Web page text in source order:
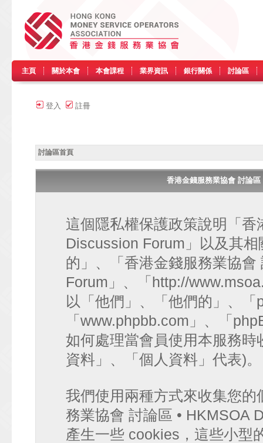
主頁 關於本會 本會課程 業界資訊 銀行關係 討論區
登入 註冊
討論區首頁
香港金錢服務業協會 討論
這個隱私權保護政策說明「香
Discussion Forum」以及其
的」、「香港金錢服務業協
Forum」、「http://
以「他們」、「他們的」、「
「www.phpbb.com」、「
如何處理當會員使用本服務
資料」、「個人資料」代表)。
我們使用兩種方式來收集您
務業協會 討論區 • HKMSOA
產生一些 cookies，這些小型